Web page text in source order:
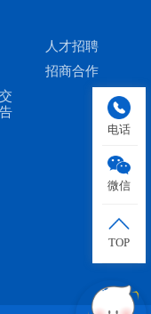
人才招聘
招商合作
电话
微信
TOP